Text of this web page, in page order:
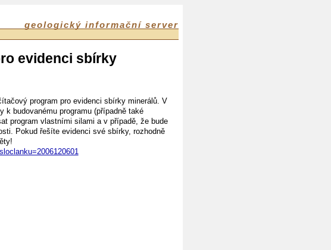
geologický informační server
evidenci sbírky
program pro evidenci sbírky minerálů. V
budovanému programu (případně také
program vlastními silami a v případě, že bude
Pokud řešíte evidenci své sbírky, rozhodně